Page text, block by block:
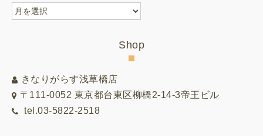
月
別
Shop
きなりがらす浅草橋店
〒111-0052 東京都台東区柳橋2-14-3帝王ビル
tel.03-5822-2518